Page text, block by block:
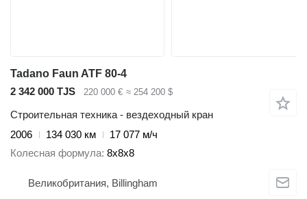
Tadano Faun ATF 80-4
2 342 000 TJS
220 000 € ≈ 254 200 $
Строительная техника - вездеходный кран
2006
134 030 км
17 077 м/ч
Колесная формула 8x8x8
Великобритания, Billingham